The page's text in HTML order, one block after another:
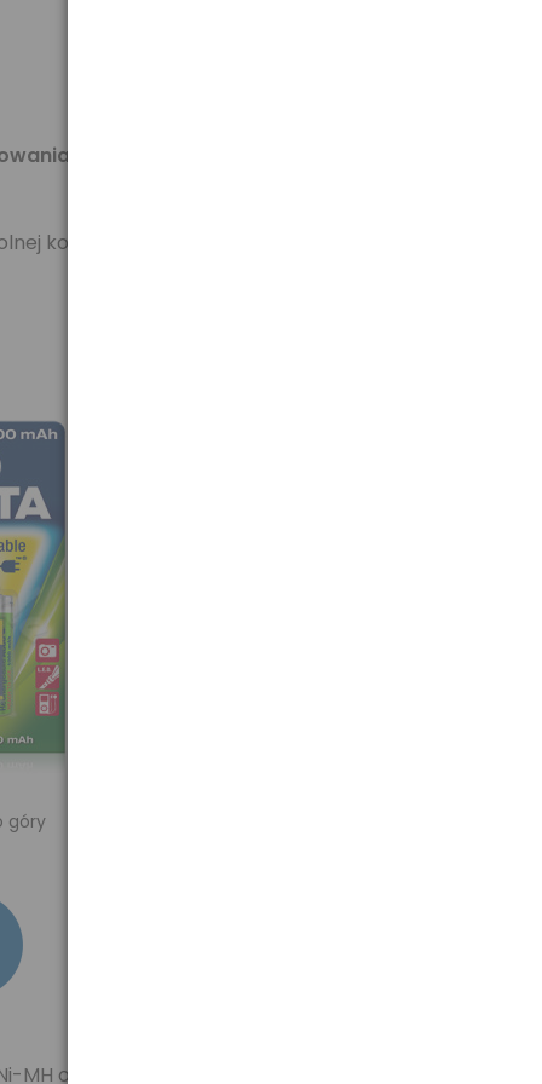
akumulatorów
konfiguracji,
góry
MH oraz Ni-Cd.